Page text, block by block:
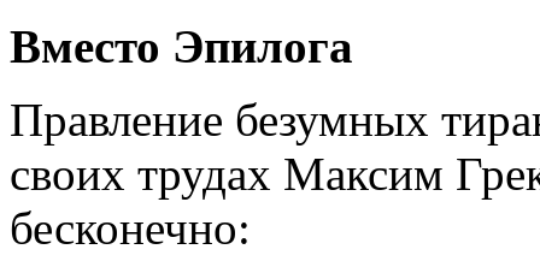
Вместо Эпилога
Правление безумных
своих трудах Максим
бесконечно: